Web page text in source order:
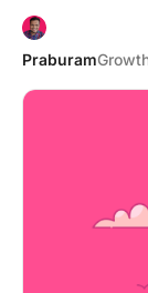
Praburam